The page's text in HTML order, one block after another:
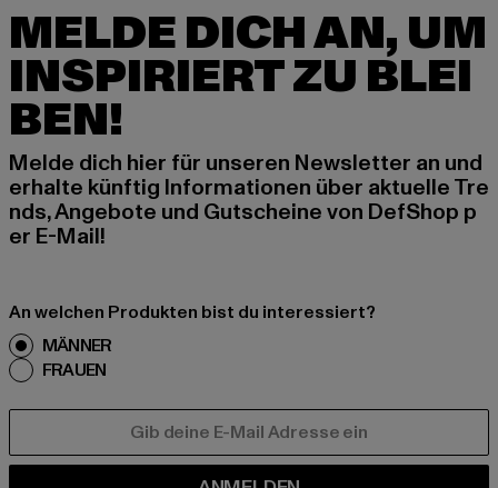
MELDE DICH AN, UM
INSPIRIERT ZU BLEI
BEN!
Melde dich hier für unseren Newsletter an und
erhalte künftig Informationen über aktuelle Tre
nds, Angebote und Gutscheine von DefShop p
er E-Mail!
An welchen Produkten bist du interessiert?
MÄNNER
FRAUEN